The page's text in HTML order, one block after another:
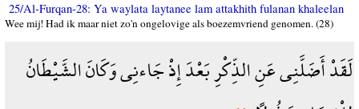
25/Al-Furqan-28: Ya waylata laytanee lam attakhith fulanan khaleelan
Wee mij! Had ik maar niet zo'n ongelovige als boezemvriend genomen. (28)
لَقَدْ أَضَلَّنِي عَنِ الذِّكْرِ بَعْدَ إِذْ جَاءنِي وَكَانَ الشَّيْطَانُ